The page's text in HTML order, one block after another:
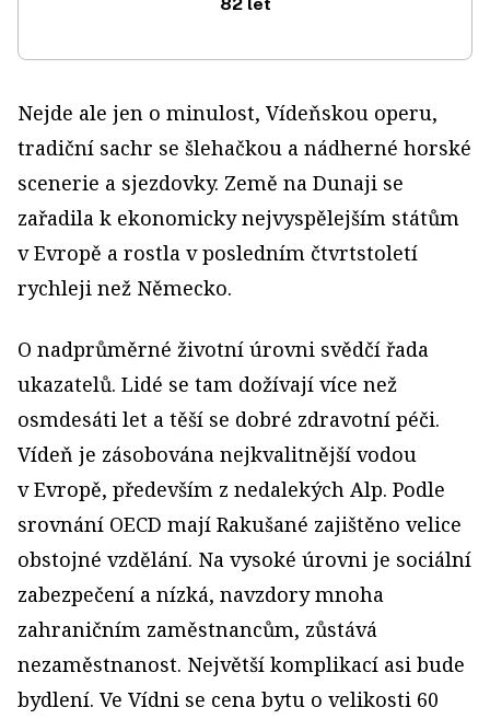
Nejde ale jen o minulost, Vídeňskou operu,
tradiční sachr se šlehačkou a nádherné horské
scenerie a sjezdovky. Země na Dunaji se
zařadila k ekonomicky nejvyspělejším státům
v Evropě a rostla v posledním čtvrtstoletí
rychleji než Německo.
O nadprůměrné životní úrovni svědčí řada
ukazatelů. Lidé se tam dožívají více než
osmdesáti let a těší se dobré zdravotní péči.
Vídeň je zásobována nejkvalitnější vodou
v Evropě, především z nedalekých Alp. Podle
srovnání OECD mají Rakušané zajištěno velice
obstojné vzdělání. Na vysoké úrovni je sociální
zabezpečení a nízká, navzdory mnoha
zahraničním zaměstnancům, zůstává
nezaměstnanost. Největší komplikací asi bude
bydlení. Ve Vídni se cena bytu o velikosti 60